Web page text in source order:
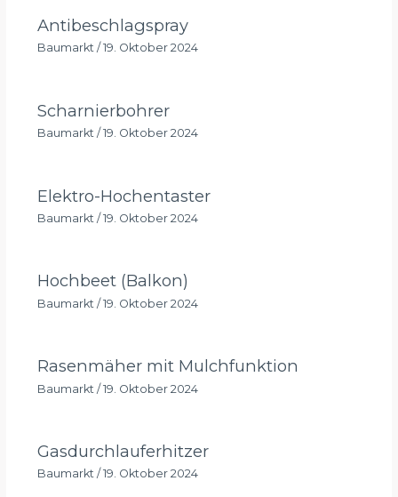
Antibeschlagspray
Baumarkt/ 19. Oktober 2024
Scharnierbohrer
Baumarkt/ 19. Oktober 2024
Elektro-Hochentaster
Baumarkt / 19. Oktober 2024
Hochbeet (Balkon)
Baumarkt /19. Oktober 2024
Rasenmäher mit Mulchfunktion
Baumarkt /19. Oktober 2024
Gasdurchlauferhitzer
Baumarkt/ 19. Oktober 2024